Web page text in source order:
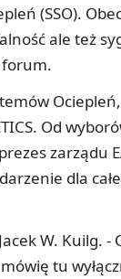
(SSO).
ale też
forum.
Od
zarządu
dla
W. Kuilg. -
tu